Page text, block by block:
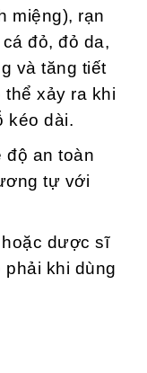
miệng), rạn
đỏ, đỏ da,
và tăng tiết
thể xảy ra khi
kéo dài.
độ an toàn
tự với
dược sĩ
khi dùng